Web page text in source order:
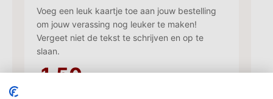
Voeg een leuk kaartje toe aan jouw bestelling
om jouw verassing nog leuker te maken!
Vergeet niet de tekst te schrijven en op te
slaan.
1,50